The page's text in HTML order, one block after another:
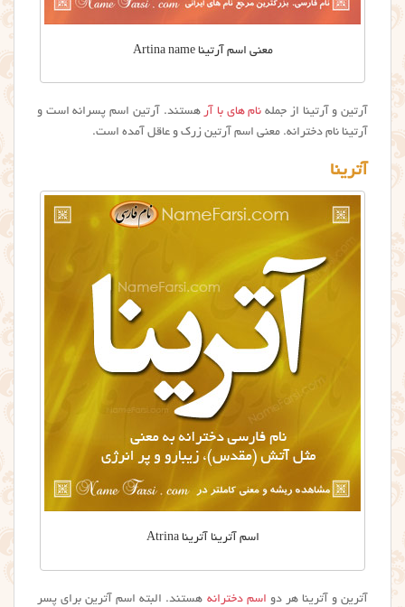
معنی اسم آرتینا Artina name
آرتین و آرتینا از جمله نام های با آر هستند. آرتین اسم پسرانه است و
آرتینا نام دخترانه. معنی اسم آرتین زرک و عاقل آمده است.
آترینا
اسم آترينا آترینا Atrina
آترین و آترینا هر دو اسم دخترانه هستند. البته اسم آترین برای پسر